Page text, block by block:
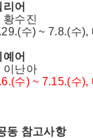
어
황수진
수) ~ 7.8.(수
어
이난아
수) ~ 7.15.(수
동 참고사항